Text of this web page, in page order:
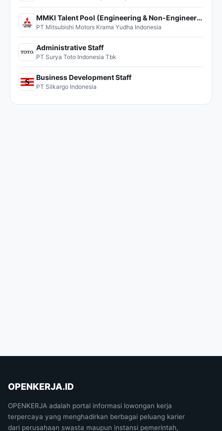
MMKI Talent Pool (Engineering & Non-Engineering)
PT Mitsubishi Motors Krama Yudha Indonesia
Administrative Staff
PT Surya Toto Indonesia Tbk
Business Development Staff
PT Silkargo Indonesia
OPENKERJA.ID
OPENKERJA adalah portal informasi lowongan kerja
terpercaya yang menghadirkan berbagai peluang karier
dari perusahaan swasta maupun instansi pemerintah,